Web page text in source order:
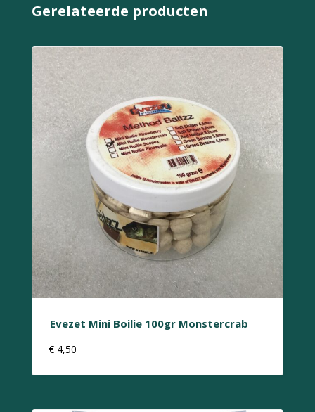
Gerelateerde producten
Evezet Mini Boilie 100gr Monstercrab
€ 4,50